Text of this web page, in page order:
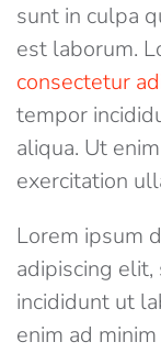
sunt in culpa
est laborum.
consectetur
tempor
aliqua. Ut
exercitation
Lorem ipsum
adipiscing
incididunt ut
enim ad